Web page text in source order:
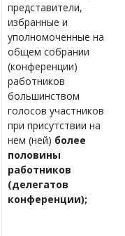
представители,
избранные и
уполномоченные на
общем собрании
(конференции)
работников
большинством
голосов участников
при присутствии на
нем (ней) более
половины
работников
(делегатов
конференции);